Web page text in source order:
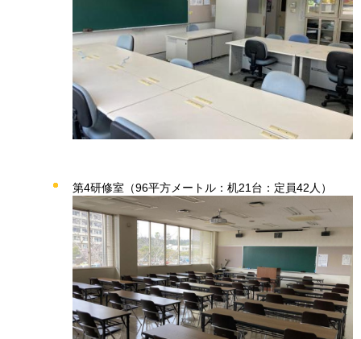
第4研修室（96平方メートル：机21台：定員42人）